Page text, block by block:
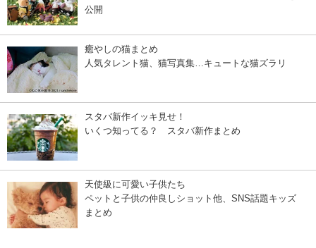
公開
癒やしの猫まとめ
人気タレント猫、猫写真集…キュートな猫ズラリ
スタバ新作イッキ見せ！
いくつ知ってる？ スタバ新作まとめ
天使級に可愛い子供たち
ペットと子供の仲良しショット他、SNS話題キッズ
まとめ